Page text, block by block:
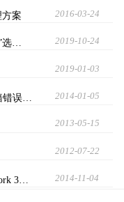
方案 2016-03-24
选… 2019-10-24
2019-01-03
错误… 2014-01-05
2013-05-15
2012-07-22
3… 2014-11-04